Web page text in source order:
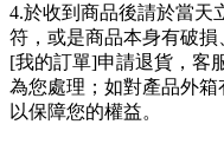
4.於收到商品後請於當天
符，或是商品本身有破
[我的訂單]申請退貨，客
為您處理；如對產品外箱
以保障您的權益。